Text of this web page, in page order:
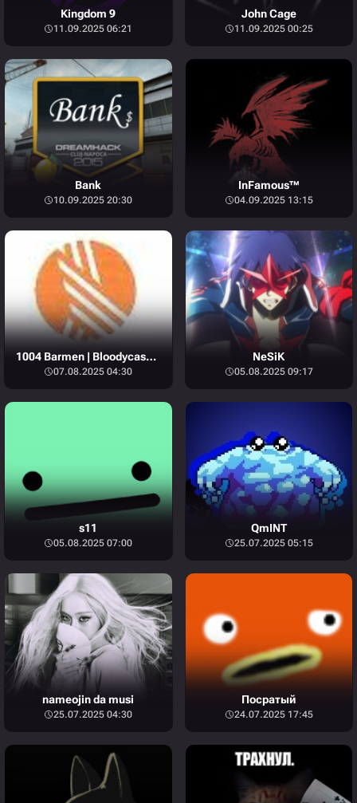
Kingdom 9
11.09.2025 06:21
John Cage
11.09.2025 00:25
Bank
10.09.2025 20:30
InFamous™
04.09.2025 13:15
1004 Barmen | Bloodycase.com
07.08.2025 04:30
NeSiK
05.08.2025 09:17
s11
05.08.2025 07:00
QmINT
25.07.2025 05:15
nameojin da musi
25.07.2025 04:30
Посратый
24.07.2025 17:45